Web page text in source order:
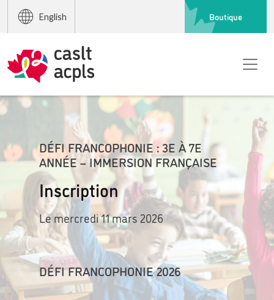
English Boutique
DÉFI FRANCOPHONIE : 3E À 7E
ANNÉE – IMMERSION FRANÇAISE
Inscription
Le mercredi 11 mars 2026
DÉFI FRANCOPHONIE 2026